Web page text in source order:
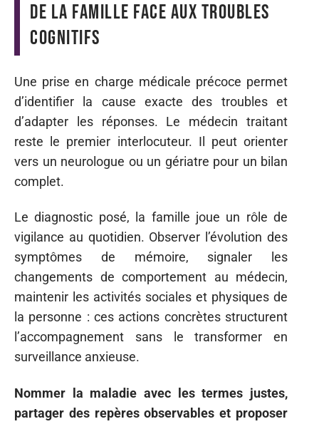
de la famille face aux troubles
cognitifs
Une prise en charge médicale précoce permet
d’identifier la cause exacte des troubles et
d’adapter les réponses. Le médecin traitant
reste le premier interlocuteur. Il peut orienter
vers un neurologue ou un gériatre pour un bilan
complet.
Le diagnostic posé, la famille joue un rôle de
vigilance au quotidien. Observer l’évolution des
symptômes de mémoire, signaler les
changements de comportement au médecin,
maintenir les activités sociales et physiques de
la personne : ces actions concrètes structurent
l’accompagnement sans le transformer en
surveillance anxieuse.
Nommer la maladie avec les termes justes,
partager des repères observables et proposer